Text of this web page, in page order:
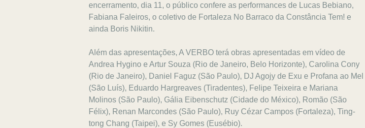
encerramento, dia 11, o público confere as performances de Lucas Bebiano,
Fabiana Faleiros, o coletivo de Fortaleza No Barraco da Constância Tem! e
ainda Boris Nikitin.
Além das apresentações, A VERBO terá obras apresentadas em vídeo de
Andrea Hygino e Artur Souza (Rio de Janeiro, Belo Horizonte), Carolina Cony
(Rio de Janeiro), Daniel Faguz (São Paulo), DJ Agojy de Exu e Profana ao Mel
(São Luís), Eduardo Hargreaves (Tiradentes), Felipe Teixeira e Mariana
Molinos (São Paulo), Gália Eibenschutz (Cidade do México), Romão (São
Félix), Renan Marcondes (São Paulo), Ruy Cézar Campos (Fortaleza), Ting-
tong Chang (Taipei), e Sy Gomes (Eusébio).